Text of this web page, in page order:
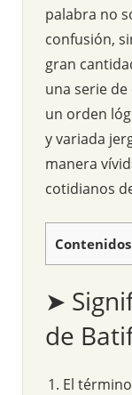
palabra no
confusión,
gran
una serie
un orden
y variada
manera
cotidianos
Contenidos
➤
de
El